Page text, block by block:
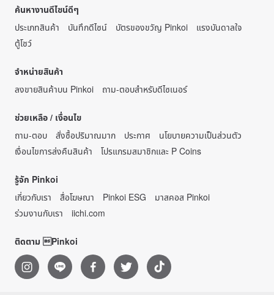
ค้นหางานดีไซน์ดีๆ
ประเภทสินค้า
บันทึกดีไซน์ บัตรของขวัญ Pinkoi
แรงบันดาลใจ
ตู้โชว์
จำหน่ายสินค้า
ลงขายสินค้าบน Pinkoi
ถาม-ตอบสำหรับดีไซเนอร์
ช่วยเหลือ / เงื่อนไข
ถาม-ตอบ
สั่งซื้อปริมาณมาก ประกาศ
นโยบายความเป็นส่วนตัว
เงื่อนไขการส่งคืนสินค้า
โปรแกรมสมาชิกและ P Coins
รู้จัก Pinkoi
เกี่ยวกับเรา
สื่อโฆษณา Pinkoi ESG
มาสคอส Pinkoi
ร่วมงานกับเรา
iichi.com
ติดตาม Pinkoi